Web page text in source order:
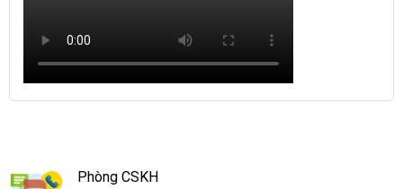
Phòng CSKH